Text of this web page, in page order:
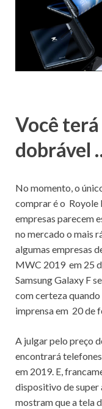
Você
dobrável
No momento, o
comprar é o Royole
empresas parecem
no mercado o mais
algumas empresas
MWC 2019 em 25
Samsung Galaxy F
com certeza quando
imprensa em 20 de
A julgar pelo preço
encontrará
em 2019. E,
dispositivo de super
mostram que a tela